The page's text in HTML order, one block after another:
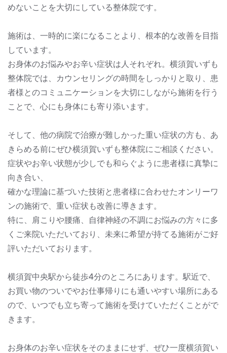
めないことを大切にしている整体院です。
施術は、一時的に楽になることより、根本的な改善を目指
しています。
お身体のお悩みやお辛い症状は人それぞれ。横須賀いずも
整体院では、カウンセリングの時間をしっかりと取り、患
者様とのコミュニケーションを大切にしながら施術を行う
ことで、心にも身体にも寄り添います。
そして、他の病院で治療が難しかった重い症状の方も、あ
きらめる前にぜひ横須賀いずも整体院にご相談ください。
症状やお辛い状態が少しでも和らぐように患者様に真摯に
向き合い、
確かな理論に基づいた技術と患者様に合わせたオンリーワ
ンの施術で、重い症状も改善に導きます。
特に、肩こりや腰痛、自律神経の不調にお悩みの方々に多
くご来院いただいており、未来に希望が持てる施術がご好
評いただいております。
横須賀中央駅から徒歩4分のところにあります。駅近で、
お買い物のついでやお仕事帰りにも通いやすい場所にある
ので、いつでも立ち寄って施術を受けていただくことがで
きます。
お身体のお辛い症状をそのままにせず、ぜひ一度横須賀い